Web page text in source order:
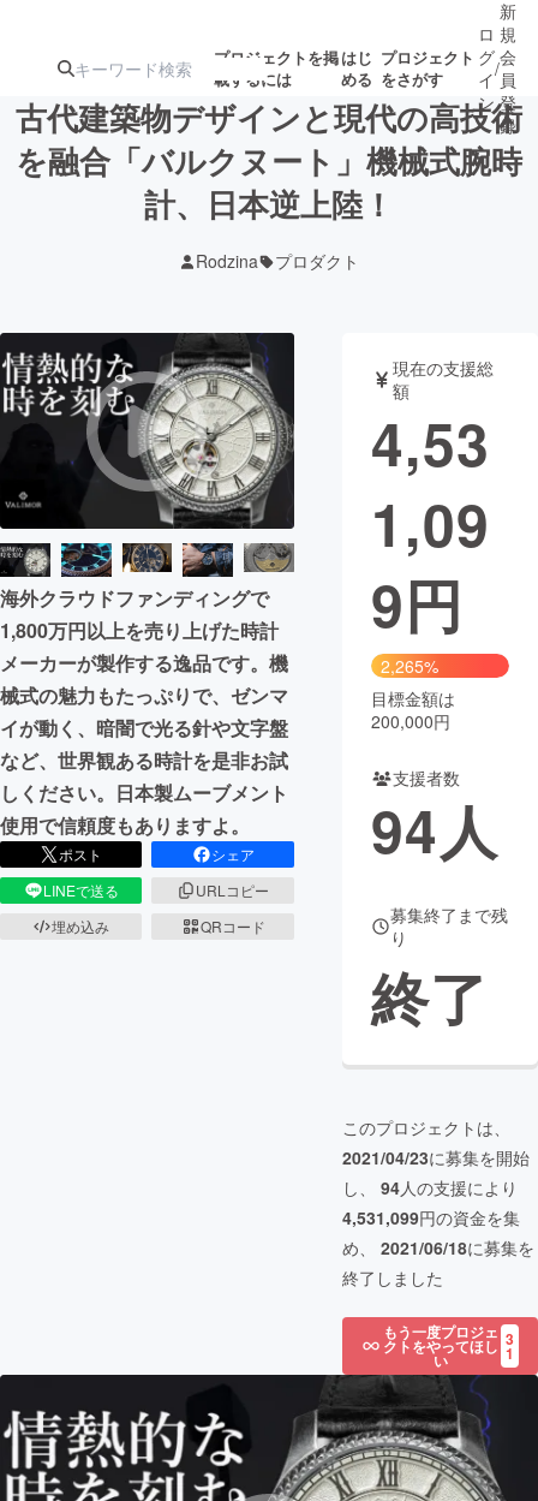
プロジェクトを掲
載するには
はじ
める
プロジェクト
をさがす
注目のリ 注目の新着プロ募集終了が近いプ
テクノロジー・ガジェット
映像・映画 書籍・雑誌
ビジネス・起業 チャレンジ
まちづくり・地域活性化
CAMPFIRE for Social Good
CAMPFIRE Creation
CAMPFIREふるさと納税machi-ya コミュニティ
ロ
グ
イ
ン
/
新
規
会
員
登
録
古代建築物デザインと現代の高技術
を融合「バルクヌート」機械式腕時
計、日本逆上陸！
Rodzina プロダクト
海外クラウドファンディングで
1,800万円以上を売り上げた時計
メーカーが製作する逸品です。機
械式の魅力もたっぷりで、ゼンマ
イが動く、暗闇で光る針や文字盤
など、世界観ある時計を是非お試
しください。日本製ムーブメント
使用で信頼度もありますよ。
ポスト
シェア
LINEで送る
URLコピー
埋め込み
QRコード
現在の支援総
額
4,53
1,09
9円
2,265%
目標金額は
200,000円
支援者数
94人
募集終了まで残
り
終了
このプロジェクトは、
2021/04/23に募集を開始
し、 94人の支援により
4,531,099円の資金を集
め、 2021/06/18に募集を
終了しました
もう一度プロジェ
クトをやってほし
い
3
1